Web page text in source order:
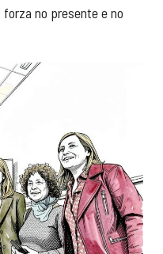
no presente e no